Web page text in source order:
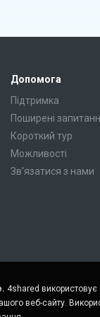
Допомога
Підтримка
Поширені
Короткий тур
Можливості
Зв'язатися з нами
4shared використовує
веб-сайту.